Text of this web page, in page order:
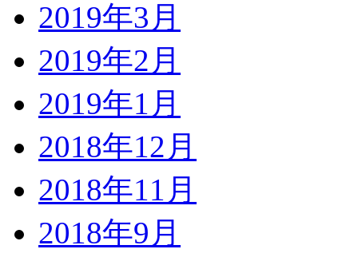
2019年3月
2019年2月
2019年1月
2018年12月
2018年11月
2018年9月